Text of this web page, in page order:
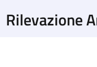
Rilevazione